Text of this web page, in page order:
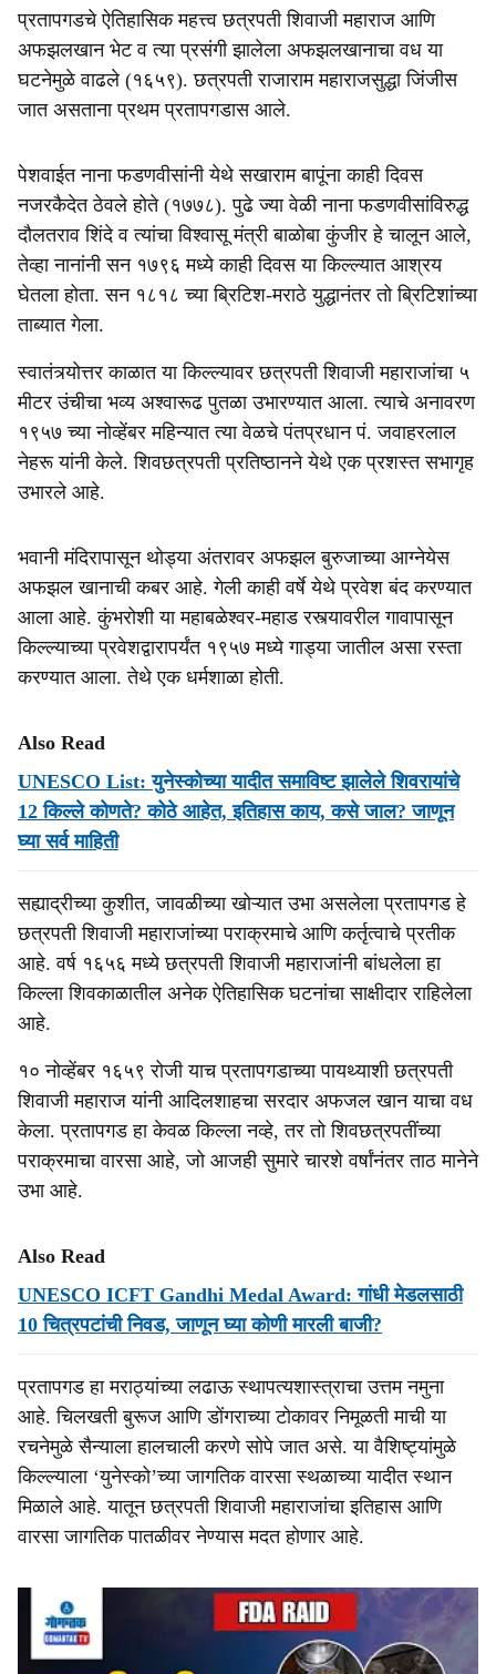
प्रतापगडचे ऐतिहासिक महत्त्व छत्रपती शिवाजी महाराज आणि
अफझलखान भेट व त्या प्रसंगी झालेला अफझलखानाचा वध या
घटनेमुळे वाढले (१६५९). छत्रपती राजाराम महाराजसुद्धा जिंजीस
जात असताना प्रथम प्रतापगडास आले.
पेशवाईत नाना फडणवीसांनी येथे सखाराम बापूंना काही दिवस
नजरकैदेत ठेवले होते (१७७८). पुढे ज्या वेळी नाना फडणवीसांविरुद्ध
दौलतराव शिंदे व त्यांचा विश्वासू मंत्री बाळोबा कुंजीर हे चालून आले,
तेव्हा नानांनी सन १७९६ मध्ये काही दिवस या किल्ल्यात आश्रय
घेतला होता. सन १८१८ च्या ब्रिटिश-मराठे युद्धानंतर तो ब्रिटिशांच्या
ताब्यात गेला.
स्वातंत्र्योत्तर काळात या किल्ल्यावर छत्रपती शिवाजी महाराजांचा ५
मीटर उंचीचा भव्य अश्वारूढ पुतळा उभारण्यात आला. त्याचे अनावरण
१९५७ च्या नोव्हेंबर महिन्यात त्या वेळचे पंतप्रधान पं. जवाहरलाल
नेहरू यांनी केले. शिवछत्रपती प्रतिष्ठानने येथे एक प्रशस्त सभागृह
उभारले आहे.
भवानी मंदिरापासून थोड्या अंतरावर अफझल बुरुजाच्या आग्नेयेस
अफझल खानाची कबर आहे. गेली काही वर्षे येथे प्रवेश बंद करण्यात
आला आहे. कुंभरोशी या महाबळेश्वर-महाड रस्त्यावरील गावापासून
किल्ल्याच्या प्रवेशद्वारापर्यंत १९५७ मध्ये गाड्या जातील असा रस्ता
करण्यात आला. तेथे एक धर्मशाळा होती.
Also Read
UNESCO List: युनेस्कोच्या यादीत समाविष्ट झालेले शिवरायांचे
12 किल्ले कोणते? कोठे आहेत, इतिहास काय, कसे जाल? जाणून
घ्या सर्व माहिती
सह्याद्रीच्या कुशीत, जावळीच्या खोऱ्यात उभा असलेला प्रतापगड हे
छत्रपती शिवाजी महाराजांच्या पराक्रमाचे आणि कर्तृत्वाचे प्रतीक
आहे. वर्ष १६५६ मध्ये छत्रपती शिवाजी महाराजांनी बांधलेला हा
किल्ला शिवकाळातील अनेक ऐतिहासिक घटनांचा साक्षीदार राहिलेला
आहे.
१० नोव्हेंबर १६५९ रोजी याच प्रतापगडाच्या पायथ्याशी छत्रपती
शिवाजी महाराज यांनी आदिलशाहचा सरदार अफजल खान याचा वध
केला. प्रतापगड हा केवळ किल्ला नव्हे, तर तो शिवछत्रपतींच्या
पराक्रमाचा वारसा आहे, जो आजही सुमारे चारशे वर्षांनंतर ताठ मानेने
उभा आहे.
Also Read
UNESCO ICFT Gandhi Medal Award: गांधी मेडलसाठी
10 चित्रपटांची निवड, जाणून घ्या कोणी मारली बाजी?
प्रतापगड हा मराठ्यांच्या लढाऊ स्थापत्यशास्त्राचा उत्तम नमुना
आहे. चिलखती बुरूज आणि डोंगराच्या टोकावर निमूळती माची या
रचनेमुळे सैन्याला हालचाली करणे सोपे जात असे. या वैशिष्ट्यांमुळे
किल्ल्याला ‘युनेस्को’च्या जागतिक वारसा स्थळाच्या यादीत स्थान
मिळाले आहे. यातून छत्रपती शिवाजी महाराजांचा इतिहास आणि
वारसा जागतिक पातळीवर नेण्यास मदत होणार आहे.